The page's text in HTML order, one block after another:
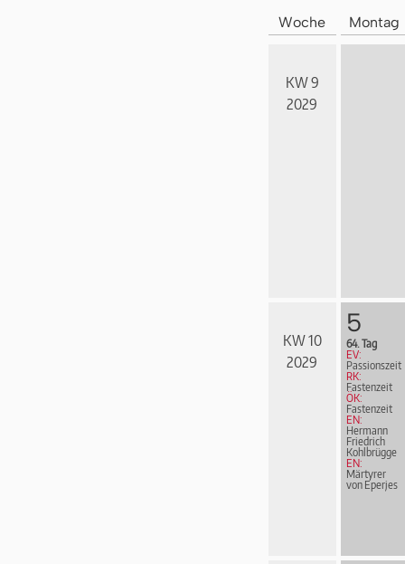
Woche Montag
KW 9
2029
KW 10
2029
5
64. Tag
EV:
Passionszeit
RK:
Fastenzeit
ÖK:
Fastenzeit
EN:
Hermann
Friedrich
Kohl­brüg­ge
EN:
Märtyrer
von Eperjes